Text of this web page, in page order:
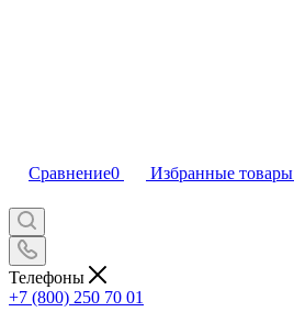
Сравнение0 Избранные товары
Телефоны
+7 (800) 250 70 01